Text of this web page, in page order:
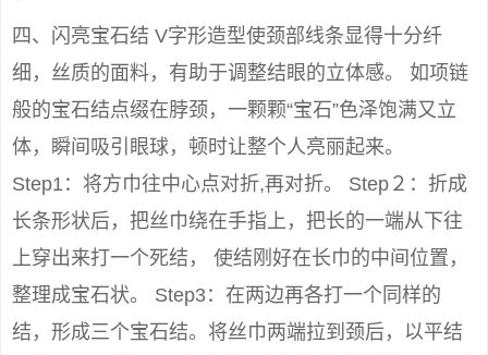
四、闪亮宝石结 V字形造型使颈部线条显得十分纤
细，丝质的面料，有助于调整结眼的立体感。 如项链
般的宝石结点缀在脖颈，一颗颗“宝石”色泽饱满又立
体，瞬间吸引眼球，顿时让整个人亮丽起来。
Step1：将方巾往中心点对折,再对折。 Step２：折成
长条形状后，把丝巾绕在手指上，把长的一端从下往
上穿出来打一个死结， 使结刚好在长巾的中间位置，
整理成宝石状。 Step3：在两边再各打一个同样的
结，形成三个宝石结。将丝巾两端拉到颈后，以平结